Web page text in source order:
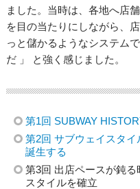
ました。当時は、各地へ店
を目の当たりにしながら、
っと儲かるようなシステム
だ 」 と強く感じました。
第1回 SUBWAY
第2回 サブウェイスタ
誕生する
第3回 出店ペースが鈍
スタイルを確立